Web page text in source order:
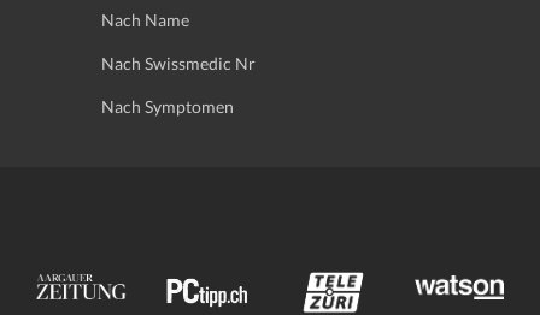
Nach Name
Nach Swissmedic Nr
Nach Symptomen